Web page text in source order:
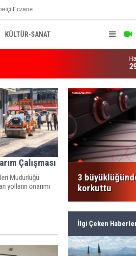
Eczane
KÜLTÜR-SANAT
Yüksekova Ziraat Odası'ndan
Çalışması
Müdürlüğü
yolların onarımı
3
korkuttu
İlgi Çeken